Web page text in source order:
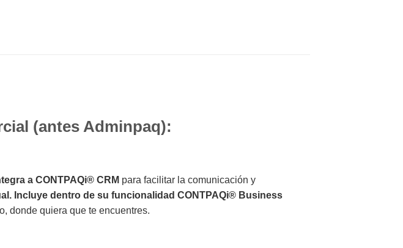
(antes Adminpaq):
a CONTPAQi® CRM para facilitar la comunicación y
Incluye dentro de su funcionalidad CONTPAQi® Business
donde quiera que te encuentres.